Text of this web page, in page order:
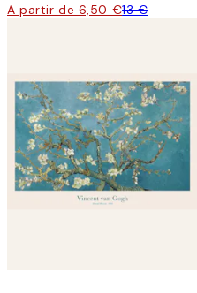
A partir de 6,50 €13 €